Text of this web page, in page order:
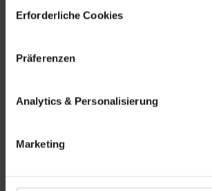
Erforderliche Cookies
Präferenzen
Analytics & Personalisierung
Marketing
Zadeldak: voor-
nadelen
Net als elke andere dakvorm heeft een
wegen en pas dan een geschikte